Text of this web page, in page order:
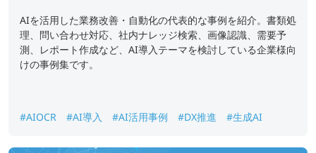
AIを活用した業務改善・自動化の代表的な事例を紹介。書類処
理、問い合わせ対応、社内ナレッジ検索、画像認識、需要予
測、レポート作成など、AI導入テーマを検討している企業様向
けの事例集です。
#AIOCR #AI導入 #AI活用事例 #DX推進 #生成AI